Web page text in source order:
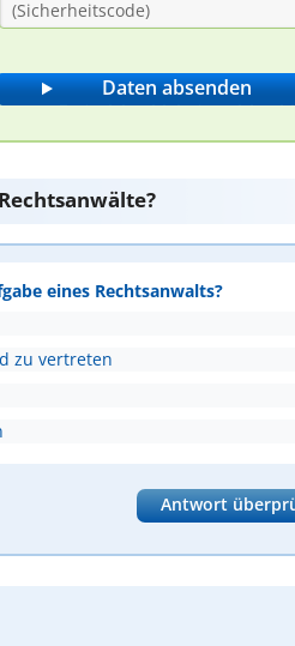
eines Rechtsanwalts?
zu vertreten
Antwort